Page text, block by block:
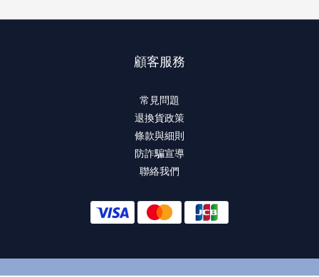
顧客服務
常見問題
退換貨政策
條款與細則
防詐騙宣導
聯絡我們